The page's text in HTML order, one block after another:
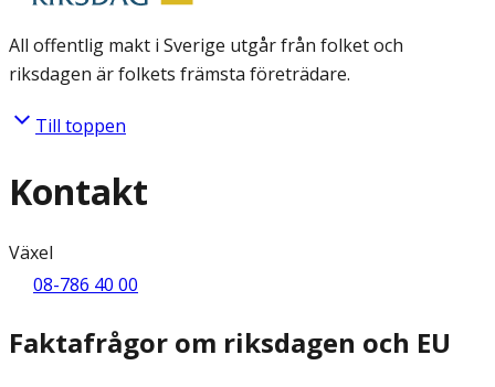
All offentlig makt i Sverige utgår från folket och
riksdagen är folkets främsta företrädare.
Till toppen
Kontakt
Växel
08-786 40 00
Faktafrågor om riksdagen och EU